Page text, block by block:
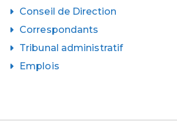
Conseil de Direction
Correspondants
Tribunal administratif
Emplois